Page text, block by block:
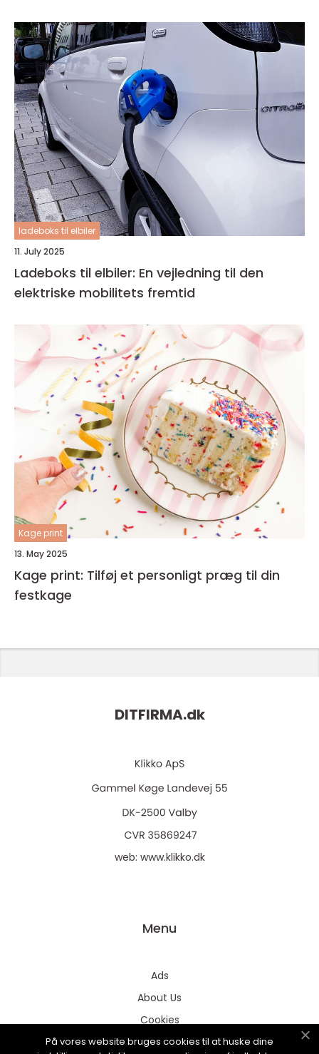
ladeboks til elbiler
11. July 2025
Ladeboks til elbiler: En vejledning til den
elektriske mobilitets fremtid
Kage print
13. May 2025
Kage print: Tilføj et personligt præg til din
festkage
DITFIRMA.dk
web: www.klikko.dk
Menu
Ads
About Us
Cookies
Contact
På vores website bruges cookies til at huske dine